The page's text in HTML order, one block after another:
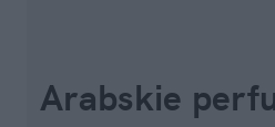
Arabskie